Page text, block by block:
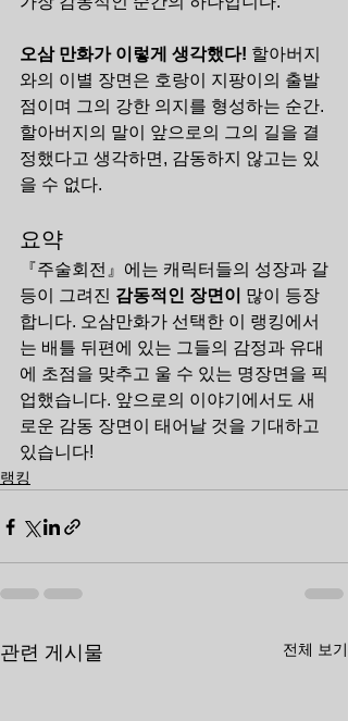
오삼 만화가 이렇게 생각했다! 할아버지
와의 이별 장면은 호랑이 지팡이의 출발
점이며 그의 강한 의지를 형성하는 순간.
할아버지의 말이 앞으로의 그의 길을 결
정했다고 생각하면, 감동하지 않고는 있
을 수 없다.
요약
『주술회전』에는 캐릭터들의 성장과 갈
등이 그려진 감동적인 장면이
많이 등장
합니다. 오삼만화가 선택한 이 랭킹에서
는 배틀 뒤편에 있는 그들의 감정과 유대
에 초점을 맞추고 울 수 있는 명장면을 픽
업했습니다. 앞으로의 이야기에서도 새
로운 감동 장면이 태어날 것을 기대하고
있습니다!
랭킹
관련 게시물 전체 보기